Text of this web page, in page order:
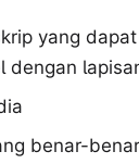
yang dapat
dengan
benar-